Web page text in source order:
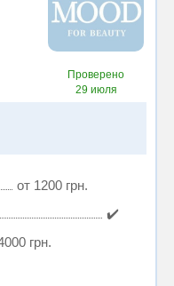
Проверено
29 июля
от 1200 грн.
✔️
грн.